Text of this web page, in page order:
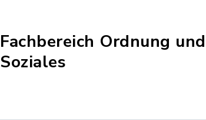
Fachbereich Ordnung und
Soziales